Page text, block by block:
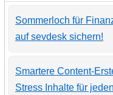
Sommerloch für
auf sevdesk sichern!
Smartere Content-
Stress Inhalte für